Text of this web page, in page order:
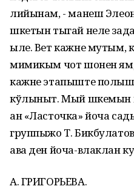
лийынам, - манеш
шкетын тыгай неле
ыле. Вет кажне
мимикым чот шонен
кажне этапыште
кўлыныт. Мый шкемын
ан «Ласточка» йоча
группыжо Т.
ава ден йоча-влаклан
А. ГРИГОРЬЕВА.